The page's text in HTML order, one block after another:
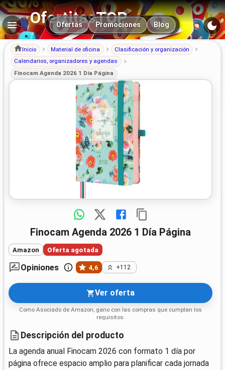
OfertitasTOP
Navegación principal
Ofertas Promociones Blog
Inicio Material de oficina
Clasificación y organización
Calendarios, organizadores y agendas
Finocam Agenda 2026 1 Día Página
Finocam Agenda 2026 1 Día Página
Amazon Oferta agotada
Opiniones 4,6 +112
Ver oferta
Como Asociado de Amazon, gano con las compras que cumplan los
requisitos.
Descripción del producto
La agenda anual Finocam 2026 con formato 1 día por
página ofrece espacio amplio para planificar cada jornada